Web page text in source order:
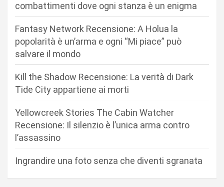
combattimenti dove ogni stanza è un enigma
Fantasy Network Recensione: A Holua la
popolarità è un’arma e ogni “Mi piace” può
salvare il mondo
Kill the Shadow Recensione: La verità di Dark
Tide City appartiene ai morti
Yellowcreek Stories The Cabin Watcher
Recensione: Il silenzio è l’unica arma contro
l’assassino
Ingrandire una foto senza che diventi sgranata